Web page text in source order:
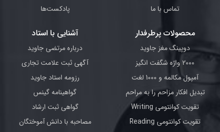
تماس با ما
پادکست‌ها
محصولات پرطرفدار
دوپینگ مغز جاوید
2000 واژه شگفت انگیز
آمپول مکالمه و 1000 لغت
تبدیل افکار مزاحم را به مراحم
تقویت کوانتومی Writing
تقویت کوانتومی Reading
آشنایی با استاد
درباره مرتضی جاوید
آگهی ثبت علامت تجاری
رزومه استاد جاوید
گواهینامه گینس
گواهی ثبت ارشاد
مصاحبه با دانش آموختگان